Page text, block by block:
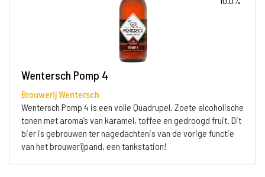
Wentersch Pomp 4
Brouwerij Wentersch
Wentersch Pomp 4 is een volle Quadrupel. Zoete alcoholische
tonen met aroma’s van karamel, toffee en gedroogd fruit. Dit
bier is gebrouwen ter nagedachtenis van de vorige functie
van het brouwerijpand, een tankstation!